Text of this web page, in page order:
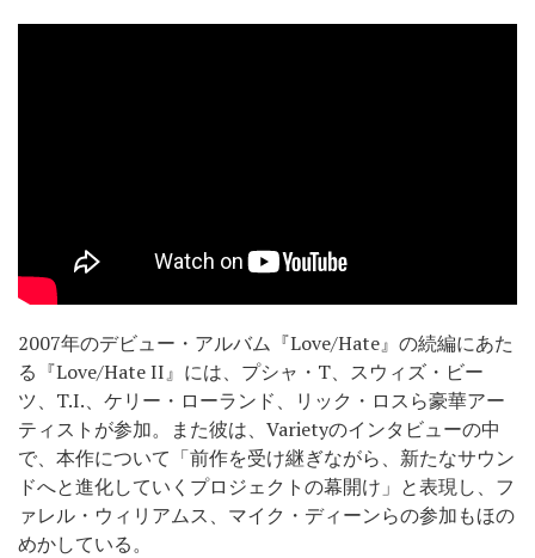
2007年のデビュー・アルバム『Love/Hate』の続編にあた
る『Love/Hate II』には、プシャ・T、スウィズ・ビー
ツ、T.I.、ケリー・ローランド、リック・ロスら豪華アー
ティストが参加。また彼は、Varietyのインタビューの中
で、本作について「前作を受け継ぎながら、新たなサウン
ドへと進化していくプロジェクトの幕開け」と表現し、フ
ァレル・ウィリアムス、マイク・ディーンらの参加もほの
めかしている。